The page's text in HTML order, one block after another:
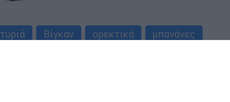
τυριά Βίγκαν ορεκτικά
μπανάνες